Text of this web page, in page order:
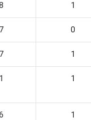
1
0
1
1
1